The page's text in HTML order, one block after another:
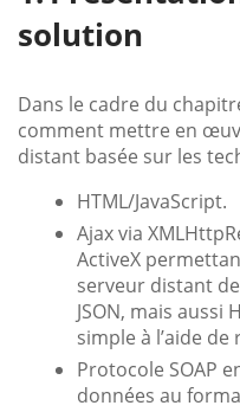
solution
Dans le cadre du
comment mettre en
distant basée sur les
HTML/JavaScript.
Ajax via
ActiveX
serveur distant
JSON, mais aussi
simple à l’aide de
Protocole SOAP
données au